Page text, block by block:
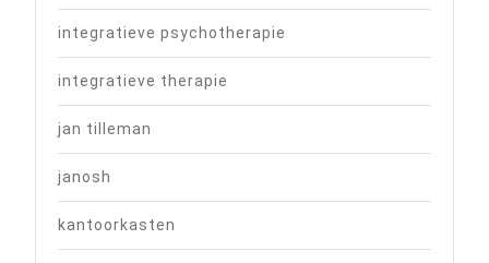
integratieve psychotherapie
integratieve therapie
jan tilleman
janosh
kantoorkasten